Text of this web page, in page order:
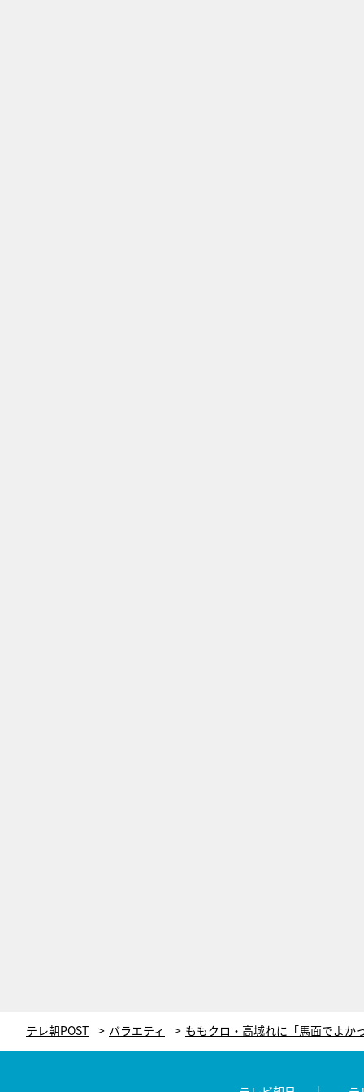
テレ朝POST バラエティ